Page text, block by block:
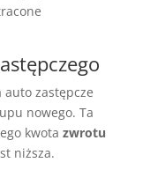
zastępcze
nowego. Ta
kwota zwrotu
niższa.